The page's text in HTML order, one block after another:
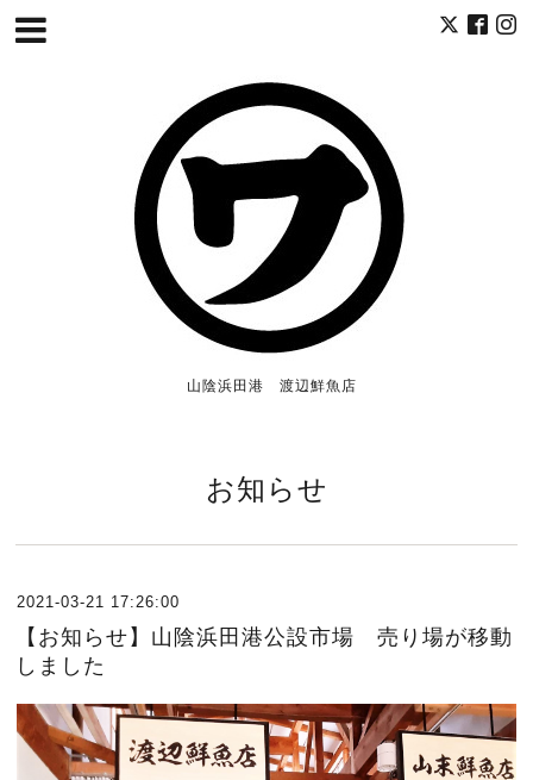
山陰浜田港 渡辺鮮魚店
お知らせ
2021-03-21 17:26:00
【お知らせ】山陰浜田港公設市場 売り場が移動
しました